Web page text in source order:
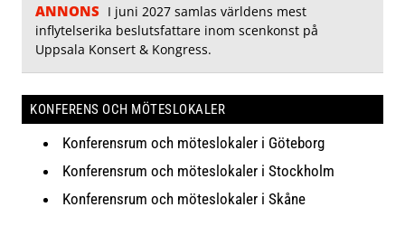
ANNONS I juni 2027 samlas världens mest
inflytelserika beslutsfattare inom scenkonst på
Uppsala Konsert & Kongress.
KONFERENS OCH MÖTESLOKALER
Konferensrum och möteslokaler i Göteborg
Konferensrum och möteslokaler i Stockholm
Konferensrum och möteslokaler i Skåne